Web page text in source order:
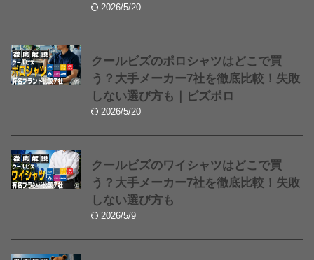
2026/5/20
クールビズのポロシャツはどこで買
う？大手メーカー7社を徹底比較！失敗
しない選び方も｜ビズポロ
2026/5/20
クールビズのワイシャツはどこで買
う？大手メーカー7社を徹底比較！失敗
しない選び方も
2026/5/9